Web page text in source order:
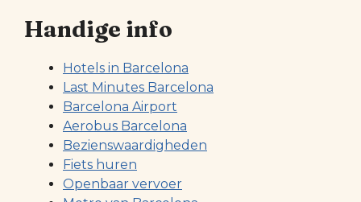
Handige info
Hotels in Barcelona
Last Minutes Barcelona
Barcelona Airport
Aerobus Barcelona
Bezienswaardigheden
Fiets huren
Openbaar vervoer